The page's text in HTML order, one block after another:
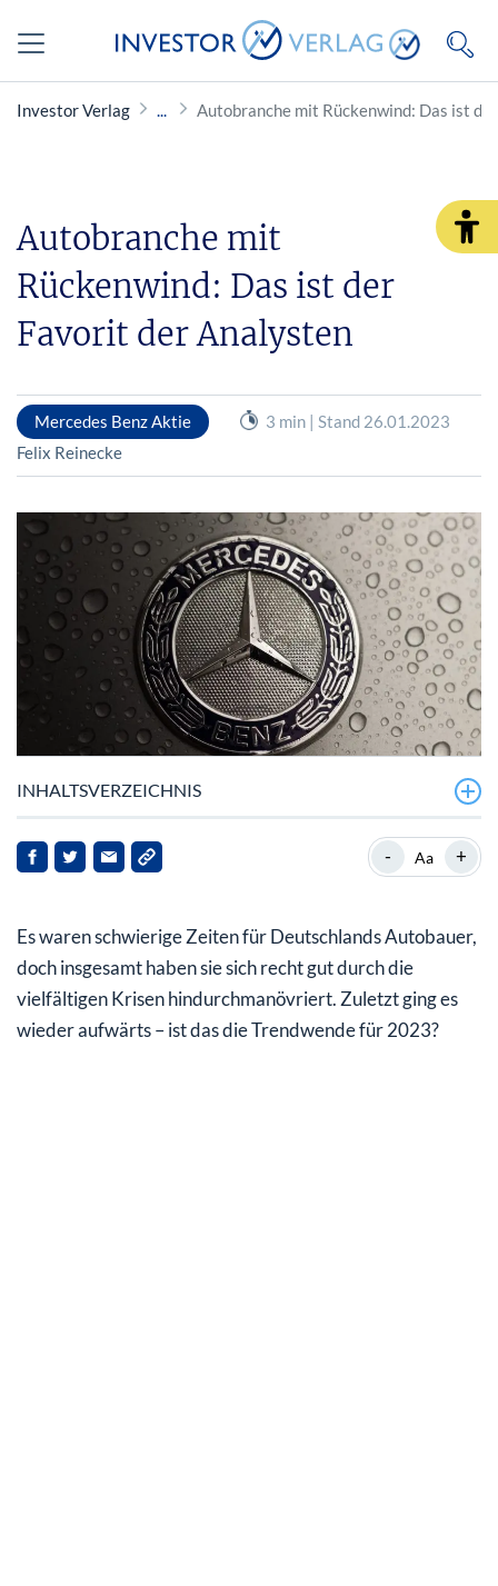
Investor Verlag Autobranche mit Rückenwind: Das ist
Autobranche mit
Rückenwind: Das ist der
Favorit der Analysten
Mercedes Benz Aktie
3 min | Stand 26.01.2023
Felix Reinecke
INHALTSVERZEICHNIS
Schwung aus Q4 hinübergerettet?
Mercedes-Benz mit geringem Absatzrückgang
Starker E-Zember: Kunden nehmen auslaufende
Subventionen mit
- Aa +
Es waren schwierige Zeiten für Deutschlands Autobauer,
doch insgesamt haben sie sich recht gut durch die
vielfältigen Krisen hindurchmanövriert. Zuletzt ging es
wieder aufwärts – ist das die Trendwende für 2023?